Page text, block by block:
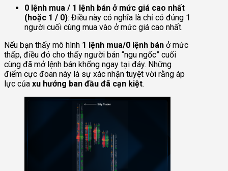
0 lệnh mua / 1 lệnh bán ở mức giá cao nhất
(hoặc 1 / 0): Điều này có nghĩa là chỉ có đúng 1
người cuối cùng mua vào ở mức giá cao nhất.
Nếu bạn thấy mô hình 1 lệnh mua/0 lệnh bán ở mức
thấp, điều đó cho thấy người bán “ngu ngốc” cuối
cùng đã mở lệnh bán khống ngay tại đáy. Những
điểm cực đoan này là sự xác nhận tuyệt vời rằng áp
lực của xu hướng ban đầu đã cạn kiệt.